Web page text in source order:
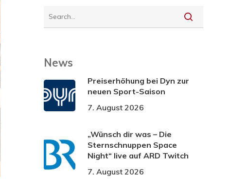
News
Preiserhöhung bei Dyn zur
neuen Sport-Saison
7. August 2026
„Wünsch dir was – Die
Sternschnuppen Space
Night“ live auf ARD Twitch
7. August 2026